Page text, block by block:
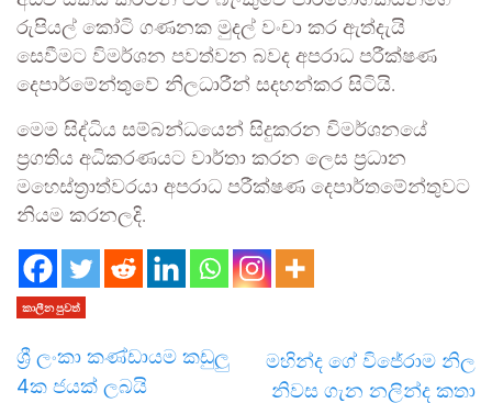
රුපියල් කෝටි ගණනක මුදල් වංචා කර ඇත්දැයි
සෙවීමට විමර්ශන පවත්වන බවද අපරාධ පරීක්ෂණ
දෙපාර්මේන්තුවේ නිලධාරීන් සදහන්කර සිටියි.
මෙම සිද්ධිය සම්බන්ධයෙන් සිදුකරන විමර්ශනයේ
ප්‍රගතිය අධිකරණයට වාර්තා කරන ලෙස ප්‍රධාන
මහෙස්ත්‍රාත්වරයා අපරාධ පරීක්ෂණ දෙපාර්තමේන්තුවට
නියම කරනලදි.
කාලීන පුවත්
ශ්‍රී ලංකා කණ්ඩායම කඩුලු
4ක ජයක් ලබයි
මහින්ද ගේ විජේරාම නිල
නිවස ගැන නලින්ද කතා